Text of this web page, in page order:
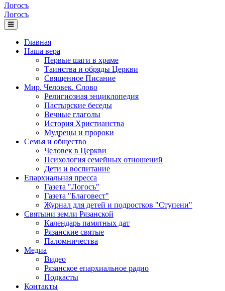
Логосъ
Логосъ
Главная
Наша вера
Первые шаги в храме
Таинства и обряды Церкви
Священное Писание
Мир. Человек. Слово
Религиозная энциклопедия
Пастырские беседы
Вечные глаголы
История Христианства
Мудрецы и пророки
Семья и общество
Человек в Церкви
Психология семейных отношений
Дети и воспитание
Епархиальная пресса
Газета "Логосъ"
Газета "Благовест"
Журнал для детей и подростков "Ступени"
Святыни земли Рязанской
Календарь памятных дат
Рязанские святые
Паломничества
Медиа
Видео
Рязанское епархиальное радио
Подкасты
Контакты